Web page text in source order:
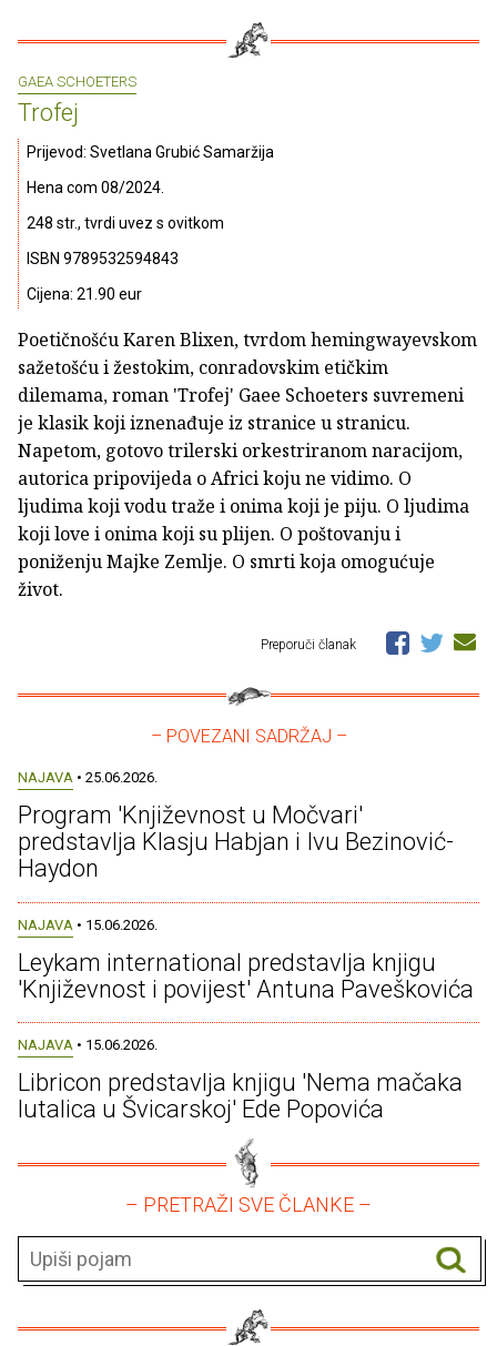
GAEA SCHOETERS
Trofej
Prijevod: Svetlana Grubić Samaržija
Hena com 08/2024.
248 str., tvrdi uvez s ovitkom
ISBN 9789532594843
Cijena: 21.90 eur
Poetičnošću Karen Blixen, tvrdom hemingwayevskom
sažetošću i žestokim, conradovskim etičkim
dilemama, roman 'Trofej' Gaee Schoeters suvremeni
je klasik koji iznenađuje iz stranice u stranicu.
Napetom, gotovo trilerski orkestriranom naracijom,
autorica pripovijeda o Africi koju ne vidimo. O
ljudima koji vodu traže i onima koji je piju. O ljudima
koji love i onima koji su plijen. O poštovanju i
poniženju Majke Zemlje. O smrti koja omogućuje
život.
Preporuči članak
– POVEZANI SADRŽAJ –
NAJAVA • 25.06.2026.
Program 'Književnost u Močvari'
predstavlja Klasju Habjan i Ivu Bezinović-
Haydon
NAJAVA • 15.06.2026.
Leykam international predstavlja knjigu
'Književnost i povijest' Antuna Paveškovića
NAJAVA • 15.06.2026.
Libricon predstavlja knjigu 'Nema mačaka
lutalica u Švicarskoj' Ede Popovića
– PRETRAŽI SVE ČLANKE –